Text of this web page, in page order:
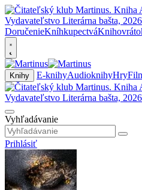
DoručenieKníhkupectvá
Knihy E-knihyAudioknihyHry
Vyhľadávanie
Prihlásiť